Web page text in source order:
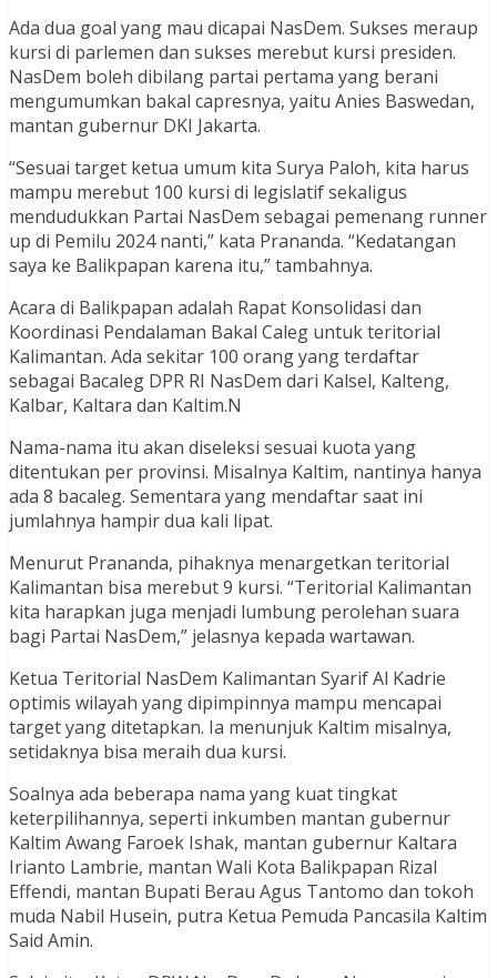
Ada dua goal yang mau dicapai NasDem. Sukses meraup
kursi di parlemen dan sukses merebut kursi presiden.
NasDem boleh dibilang partai pertama yang berani
mengumumkan bakal capresnya, yaitu Anies Baswedan,
mantan gubernur DKI Jakarta.
“Sesuai target ketua umum kita Surya Paloh, kita harus
mampu merebut 100 kursi di legislatif sekaligus
mendudukkan Partai NasDem sebagai pemenang runner
up di Pemilu 2024 nanti,” kata Prananda. “Kedatangan
saya ke Balikpapan karena itu,” tambahnya.
Acara di Balikpapan adalah Rapat Konsolidasi dan
Koordinasi Pendalaman Bakal Caleg untuk teritorial
Kalimantan. Ada sekitar 100 orang yang terdaftar
sebagai Bacaleg DPR RI NasDem dari Kalsel, Kalteng,
Kalbar, Kaltara dan Kaltim.N
Nama-nama itu akan diseleksi sesuai kuota yang
ditentukan per provinsi. Misalnya Kaltim, nantinya hanya
ada 8 bacaleg. Sementara yang mendaftar saat ini
jumlahnya hampir dua kali lipat.
Menurut Prananda, pihaknya menargetkan teritorial
Kalimantan bisa merebut 9 kursi. “Teritorial Kalimantan
kita harapkan juga menjadi lumbung perolehan suara
bagi Partai NasDem,” jelasnya kepada wartawan.
Ketua Teritorial NasDem Kalimantan Syarif Al Kadrie
optimis wilayah yang dipimpinnya mampu mencapai
target yang ditetapkan. Ia menunjuk Kaltim misalnya,
setidaknya bisa meraih dua kursi.
Soalnya ada beberapa nama yang kuat tingkat
keterpilihannya, seperti inkumben mantan gubernur
Kaltim Awang Faroek Ishak, mantan gubernur Kaltara
Irianto Lambrie, mantan Wali Kota Balikpapan Rizal
Effendi, mantan Bupati Berau Agus Tantomo dan tokoh
muda Nabil Husein, putra Ketua Pemuda Pancasila Kaltim
Said Amin.